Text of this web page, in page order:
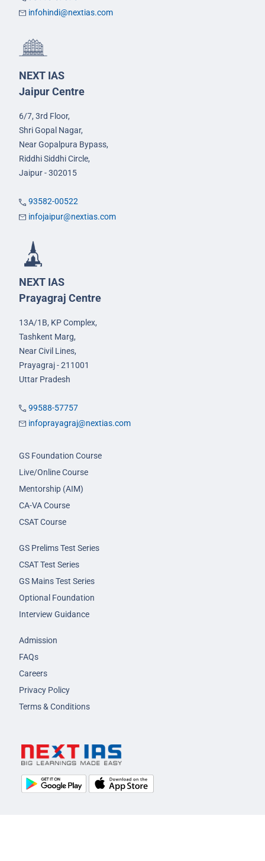
infohindi@nextias.com
NEXT IAS
Jaipur Centre
6/7, 3rd Floor,
Shri Gopal Nagar,
Near Gopalpura Bypass,
Riddhi Siddhi Circle,
Jaipur - 302015
93582-00522
infojaipur@nextias.com
NEXT IAS
Prayagraj Centre
13A/1B, KP Complex,
Tashkent Marg,
Near Civil Lines,
Prayagraj - 211001
Uttar Pradesh
99588-57757
infoprayagraj@nextias.com
GS Foundation Course
Live/Online Course
Mentorship (AIM)
CA-VA Course
CSAT Course
GS Prelims Test Series
CSAT Test Series
GS Mains Test Series
Optional Foundation
Interview Guidance
Admission
FAQs
Careers
Privacy Policy
Terms & Conditions